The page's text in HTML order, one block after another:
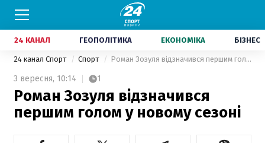
24 КАНАЛ ГЕОПОЛІТИКА ЕКОНОМІКА БІЗНЕС
24 канал Спорт Спорт Роман Зозуля відзначився першим голом у новому сезоні
3 вересня, 10:14 1
Роман Зозуля відзначився
першим голом у новому сезоні